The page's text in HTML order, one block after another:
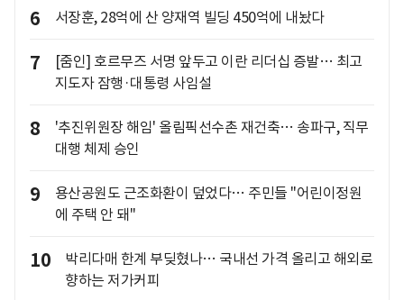
6 서장훈, 28억에 산 양재역 빌딩 450억에 내놨다
7
[줌인] 호르무즈 서명 앞두고 이란 리더십 증발… 최고
지도자 잠행·대통령 사임설
8
'추진위원장 해임' 올림픽선수촌 재건축… 송파구, 직무
대행 체제 승인
9
용산공원도 근조화환이 덮었다… 주민들 "어린이정원
에 주택 안 돼"
10
박리다매 한계 부딪혔나… 국내선 가격 올리고 해외로
향하는 저가커피